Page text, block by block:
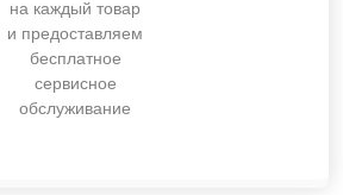
на каждый товар
и предоставляем
бесплатное
сервисное
обслуживание